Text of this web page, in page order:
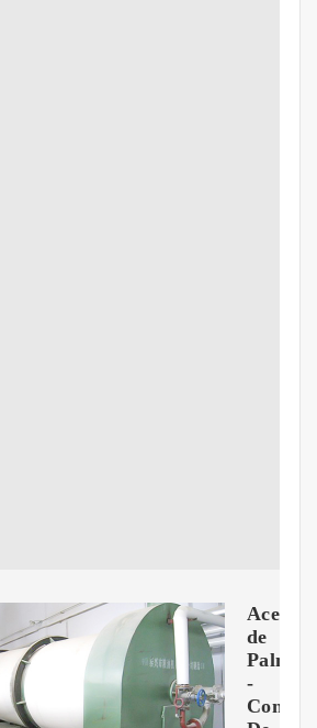
Aceite
de
Palma
-